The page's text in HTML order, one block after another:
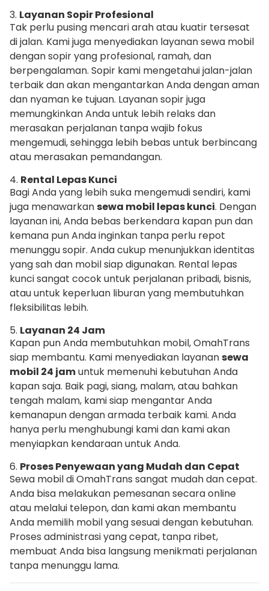
3. Layanan Sopir Profesional
Tak perlu pusing mencari arah atau kuatir tersesat
di jalan. Kami juga menyediakan layanan sewa mobil
dengan sopir yang profesional, ramah, dan
berpengalaman. Sopir kami mengetahui jalan-jalan
terbaik dan akan mengantarkan Anda dengan aman
dan nyaman ke tujuan. Layanan sopir juga
memungkinkan Anda untuk lebih relaks dan
merasakan perjalanan tanpa wajib fokus
mengemudi, sehingga lebih bebas untuk berbincang
atau merasakan pemandangan.
4. Rental Lepas Kunci
Bagi Anda yang lebih suka mengemudi sendiri, kami
juga menawarkansewa mobil lepas kunci. Dengan
layanan ini, Anda bebas berkendara kapan pun dan
kemana pun Anda inginkan tanpa perlu repot
menunggu sopir. Anda cukup menunjukkan identitas
yang sah dan mobil siap digunakan. Rental lepas
kunci sangat cocok untuk perjalanan pribadi, bisnis,
atau untuk keperluan liburan yang membutuhkan
fleksibilitas lebih.
5. Layanan 24 Jam
Kapan pun Anda membutuhkan mobil, OmahTrans
siap membantu. Kami menyediakan layanansewa
mobil 24 jamuntuk memenuhi kebutuhan Anda
kapan saja. Baik pagi, siang, malam, atau bahkan
tengah malam, kami siap mengantar Anda
kemanapun dengan armada terbaik kami. Anda
hanya perlu menghubungi kami dan kami akan
menyiapkan kendaraan untuk Anda.
6. Proses Penyewaan yang Mudah dan Cepat
Sewa mobil di OmahTrans sangat mudah dan cepat.
Anda bisa melakukan pemesanan secara online
atau melalui telepon, dan kami akan membantu
Anda memilih mobil yang sesuai dengan kebutuhan.
Proses administrasi yang cepat, tanpa ribet,
membuat Anda bisa langsung menikmati perjalanan
tanpa menunggu lama.